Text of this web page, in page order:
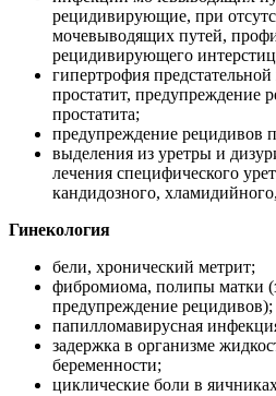
рецидивирующие, при
мочевыводящих путей,
рецидивирующего
гипертрофия
простатит, предупреждение
простатита;
предупреждение рецидивов
выделения из уретры и
лечения специфического
кандидозного,
Гинекология
бели, хронический метрит;
фибромиома, полипы матки
предупреждение рецидивов);
папилломавирусная
задержка в организме
беременности;
циклические боли в